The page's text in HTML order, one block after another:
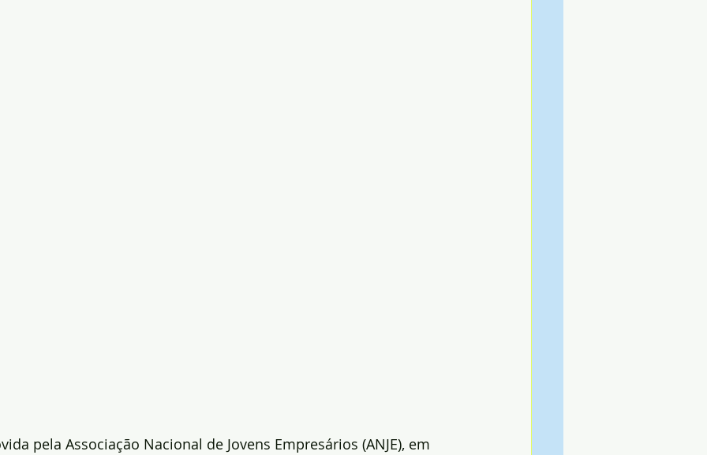
pela Associação Nacional de Jovens Empresários (ANJE), em